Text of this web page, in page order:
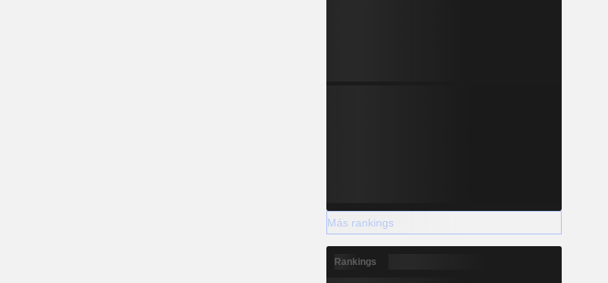
Más rankings
Rankings